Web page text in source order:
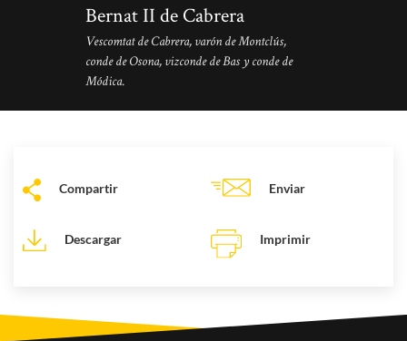
Bernat II de Cabrera
Vescomtat de Cabrera, varón de Montclús,
conde de Osona, vizconde de Bas y conde de
Módica.
Compartir Enviar
Descargar Imprimir